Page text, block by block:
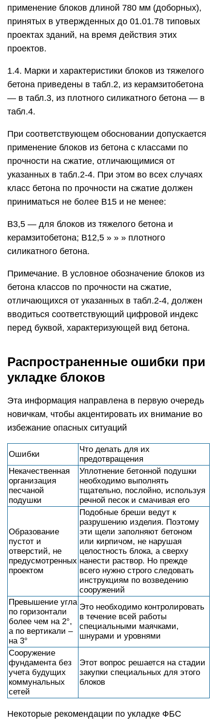
применение блоков длиной 780 мм (доборных),
принятых в утвержденных до 01.01.78 типовых
проектах зданий, на время действия этих
проектов.
1.4. Марки и характеристики блоков из тяжелого
бетона приведены в табл.2, из керамзитобетона
— в табл.3, из плотного силикатного бетона — в
табл.4.
При соответствующем обосновании допускается
применение блоков из бетона с классами по
прочности на сжатие, отличающимися от
указанных в табл.2-4. При этом во всех случаях
класс бетона по прочности на сжатие должен
приниматься не более В15 и не менее:
В3,5 — для блоков из тяжелого бетона и
керамзитобетона; В12,5 » » » плотного
силикатного бетона.
Примечание. В условное обозначение блоков из
бетона классов по прочности на сжатие,
отличающихся от указанных в табл.2-4, должен
вводиться соответствующий цифровой индекс
перед буквой, характеризующей вид бетона.
Распространенные ошибки при
укладке блоков
Эта информация направлена в первую очередь
новичкам, чтобы акцентировать их внимание во
избежание опасных ситуаций
Ошибки
Что делать для их
предотвращения
Некачественная
организация
песчаной
подушки
Уплотнение бетонной подушки
необходимо выполнять
тщательно, послойно, используя
речной песок и смачивая его
Образование
пустот и
отверстий, не
предусмотренных
проектом
Подобные бреши ведут к
разрушению изделия. Поэтому
эти щели заполняют бетоном
или кирпичом, не нарушая
целостность блока, а сверху
нанести раствор. Но прежде
всего нужно строго следовать
инструкциям по возведению
сооружений
Превышение угла
по горизонтали
более чем на 2°,
а по вертикали –
на 3°
Это необходимо контролировать
в течение всей работы
специальными маячками,
шнурами и уровнями
Сооружение
фундамента без
учета будущих
коммунальных
сетей
Этот вопрос решается на стадии
закупки специальных для этого
блоков
Некоторые рекомендации по укладке ФБС